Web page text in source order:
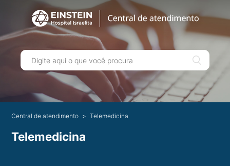
Central de atendimento Telemedicina
Telemedicina